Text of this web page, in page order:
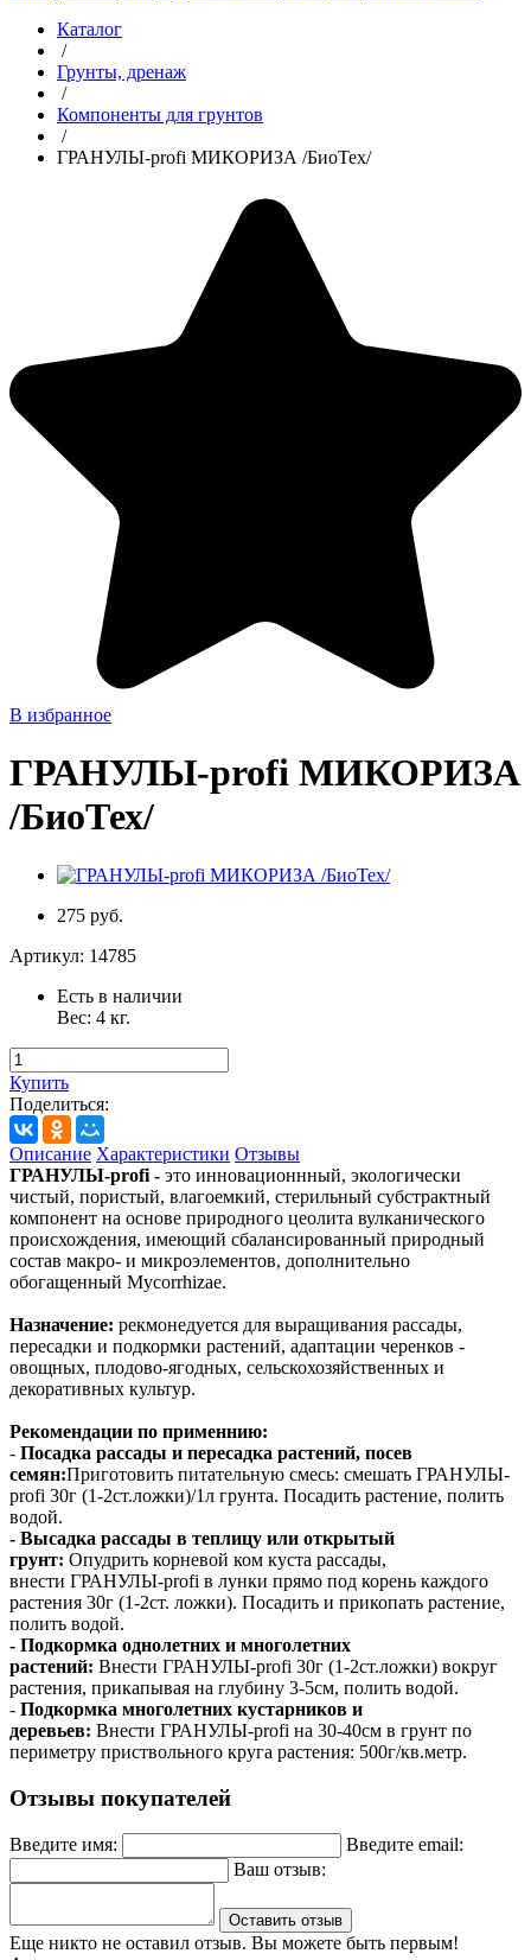
Каталог
/
Грунты, дренаж
/
Компоненты для грунтов
/
ГРАНУЛЫ-profi МИКОРИЗА /БиоТех/
В избранное
ГРАНУЛЫ-profi МИКОРИЗА
/БиоТех/
275 руб.
Артикул: 14785
Есть в наличии
Вес: 4 кг.
Купить
Поделиться:
Описание Характеристики Отзывы
ГРАНУЛЫ-profi - это инновационнный, экологически
чистый, пористый, влагоемкий, стерильный субстрактный
компонент на основе природного цеолита вулканического
происхождения, имеющий сбалансированный природный
состав макро- и микроэлементов, дополнительно
обогащенный Mycorrhizae.
Назначение: рекмонедуется для выращивания рассады,
пересадки и подкормки растений, адаптации черенков -
овощных, плодово-ягодных, сельскохозяйственных и
декоративных культур.
Рекомендации по применнию:
- Посадка рассады и пересадка растений, посев
семян:Приготовить питательную смесь: смешать ГРАНУЛЫ-
profi 30г (1-2ст.ложки)/1л грунта. Посадить растение, полить
водой.
- Высадка рассады в теплицу или открытый
грунт: Опудрить корневой ком куста рассады,
внести ГРАНУЛЫ-profi в лунки прямо под корень каждого
растения 30г (1-2ст. ложки). Посадить и прикопать растение,
полить водой.
- Подкормка однолетних и многолетних
растений: Внести ГРАНУЛЫ-profi 30г (1-2ст.ложки) вокруг
растения, прикапывая на глубину 3-5см, полить водой.
- Подкормка многолетних кустарников и
деревьев: Внести ГРАНУЛЫ-profi на 30-40см в грунт по
периметру приствольного круга растения: 500г/кв.метр.
Отзывы покупателей
Введите имя:
Введите email:
Ваш отзыв:
Оставить отзыв
Еще никто не оставил отзыв. Вы можете быть первым!